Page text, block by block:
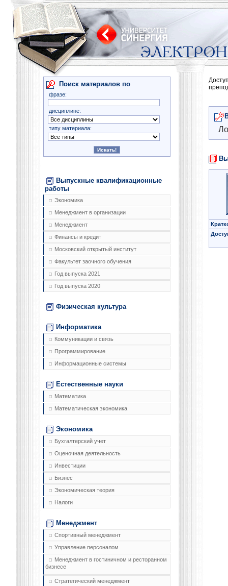
Поиск материалов по
фразе:
дисциплине:
типу материала:
Выпускные квалификационные
работы
Экономика
Менеджмент в организации
Менеджмент
Финансы и кредит
Московский открытый институт
Факультет заочного обучения
Год выпуска 2021
Год выпуска 2020
Физическая культура
Информатика
Коммуникации и связь
Программирование
Информационные системы
Естественные науки
Математика
Математическая экономика
Экономика
Бухгалтерский учет
Оценочная деятельность
Инвестиции
Бизнес
Экономическая теория
Налоги
Менеджмент
Спортивный менеджмент
Управление персоналом
Менеджмент в гостиничном и ресторанном
бизнесе
Стратегический менеджмент